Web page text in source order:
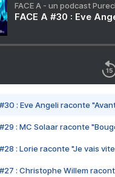
FACE A - un podcast
FACE A #30 : Eve
#30 : Eve Angeli raconte
#29 : MC Solaar raconte
#28 : Lorie raconte "Je vais
#27 : Christophe Willem